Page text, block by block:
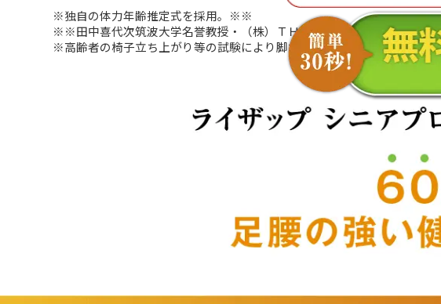
※独自の体力年齢推定式を採用。※※
※※田中喜代次筑波大学名誉教授・（株）ＴＨＦ代表とRIZAP株式会社
※高齢者の椅子立ち上がり等の試験により脚力改善の効果を確認してい